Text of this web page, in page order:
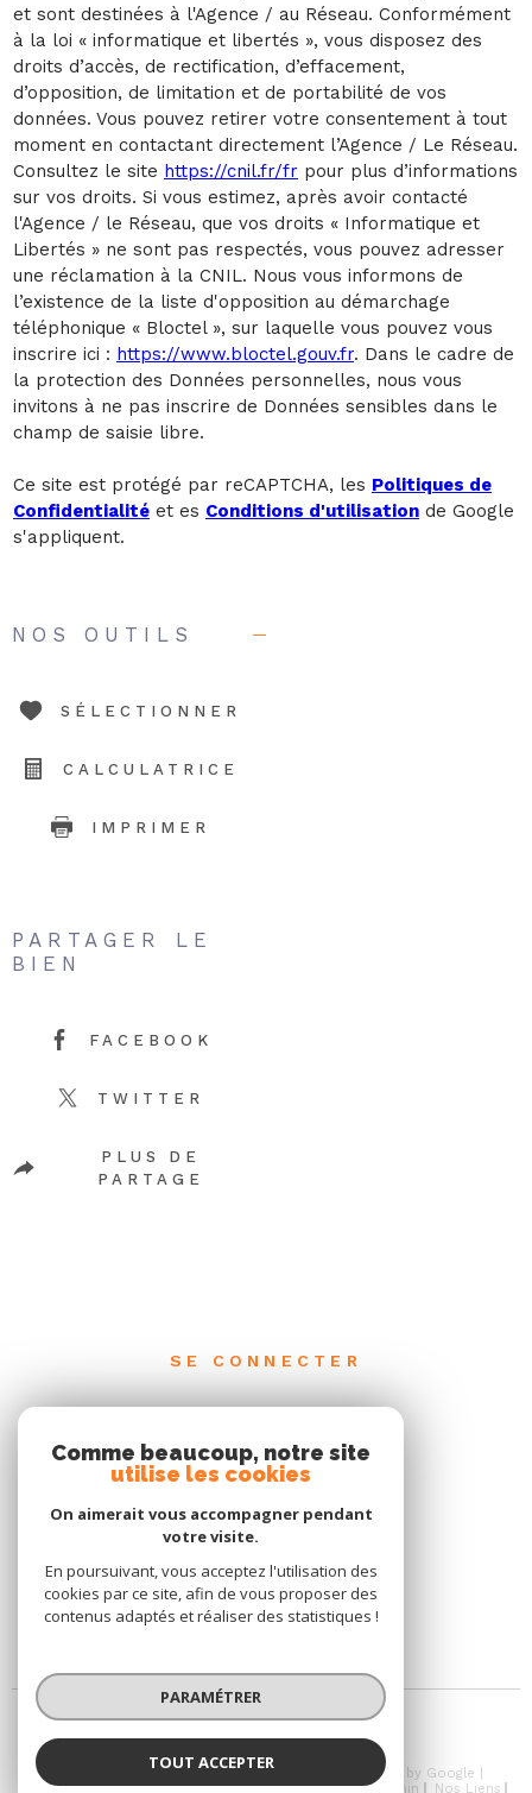
et sont destinées à l'Agence / au Réseau. Conformément
à la loi « informatique et libertés », vous disposez des
droits d’accès, de rectification, d’effacement,
d’opposition, de limitation et de portabilité de vos
données. Vous pouvez retirer votre consentement à tout
moment en contactant directement l’Agence / Le Réseau.
Consultez le site https://cnil.fr/fr pour plus d’informations
sur vos droits. Si vous estimez, après avoir contacté
l'Agence / le Réseau, que vos droits « Informatique et
Libertés » ne sont pas respectés, vous pouvez adresser
une réclamation à la CNIL. Nous vous informons de
l’existence de la liste d'opposition au démarchage
téléphonique « Bloctel », sur laquelle vous pouvez vous
inscrire ici : https://www.bloctel.gouv.fr. Dans le cadre de
la protection des Données personnelles, nous vous
invitons à ne pas inscrire de Données sensibles dans le
champ de saisie libre.
Ce site est protégé par reCAPTCHA, les Politiques de
Confidentialité et es Conditions d'utilisation de Google
s'appliquent.
NOS OUTILS
SÉLECTIONNER
CALCULATRICE
IMPRIMER
PARTAGER LE
BIEN
FACEBOOK
TWITTER
PLUS DE
PARTAGE
SE CONNECTER
© 2026 | Tous droits réservés | Traduction powered by Google |
Nos Honoraires
Plan Du Site Mentions Légales Admin Nos Liens
Comme beaucoup, notre site
utilise les cookies
On aimerait vous accompagner pendant
votre visite.
En poursuivant, vous acceptez l'utilisation des
cookies par ce site, afin de vous proposer des
contenus adaptés et réaliser des statistiques !
PARAMÉTRER
TOUT ACCEPTER